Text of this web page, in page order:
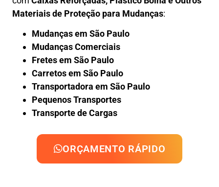
Materiais de Proteção para Mudanças:
Mudanças em São Paulo
Mudanças Comerciais
Fretes em São Paulo
Carretos em São Paulo
Transportadora em São Paulo
Pequenos Transportes
Transporte de Cargas
ORÇAMENTO RÁPIDO